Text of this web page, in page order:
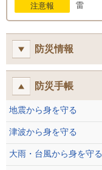
注意報
雷
防災情報
防災手帳
地震から身を守る
津波から身を守る
大雨・台風から身を守る